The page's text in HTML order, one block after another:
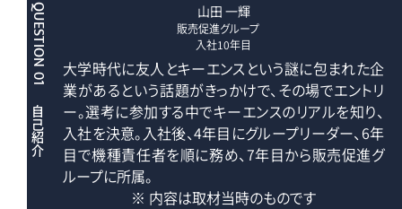
QUESTION 01
自己紹介
山田 一輝
販売促進グループ
入社10年目
大学時代に友人とキーエンスという謎に包まれた企
業があるという話題がきっかけで、その場でエントリ
ー。選考に参加する中でキーエンスのリアルを知り、
入社を決意。入社後、4年目にグループリーダー、6年
目で機種責任者を順に務め、7年目から販売促進グ
ループに所属。
※ 内容は取材当時のものです